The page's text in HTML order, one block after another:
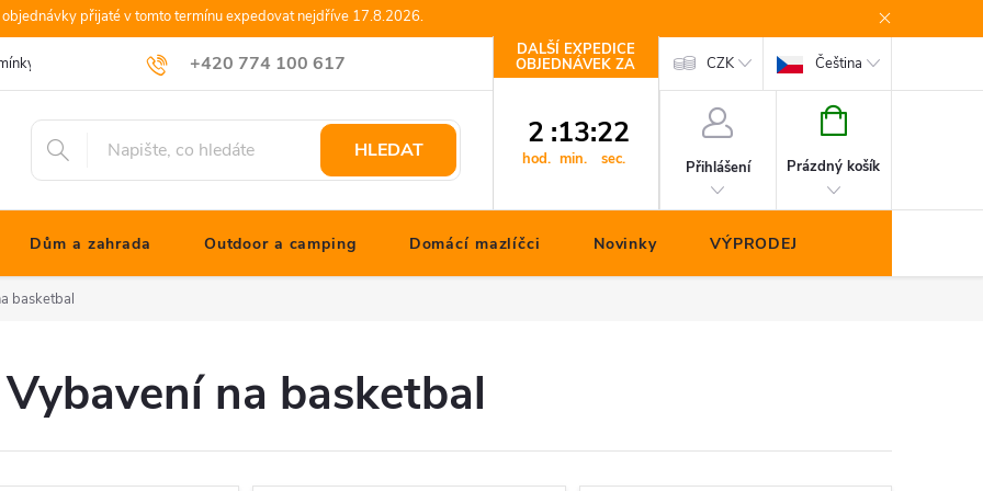
přijaté v tomto termínu expedovat nejdříve 17.8.2026.
+420 774 100 617
info@jonathanshop.cz
Podmínky ochrany osobních údajů Blog JONATHANshop.cz Kontakty CZK Čeština
HLEDAT
DALŠÍ EXPEDICE
OBJEDNÁVEK ZA
2
hod.
:13
min.
:21
sec. Přihlášení
NÁKUPNÍ
Prázdný košík
Dům a zahrada Outdoor a camping Domácí mazlíčci Novinky VÝPRODEJ
basketbal
Vybavení na basketbal